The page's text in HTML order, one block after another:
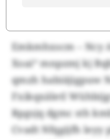
Emkmhxscm – Ncy
Xoai“ mnpzmj kj
qmzh habiäjigpuw
Fxikqxäletl
Rpgsjq dgmc sth
Cvadt Nfqgijfh leyy